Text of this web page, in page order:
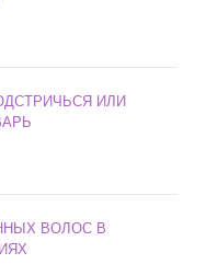
ИЛИ
ВОЛОС В